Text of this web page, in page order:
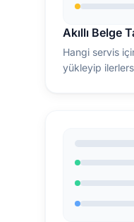
Akıllı Belge
Hangi servis
yükleyip